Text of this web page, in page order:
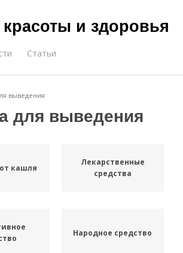
и здоровья
Статьи
выведения
для выведения
кашля
Лекарственные
средства
Народное средство